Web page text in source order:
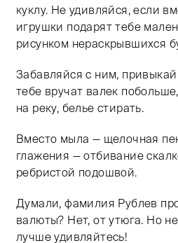
куклу. Не удивляйся, если
игрушки подарят тебе
рисунком нераскрывшихся
Забавляйся с ним, привыкай
тебе вручат валек
на реку, белье стирать.
Вместо мыла — щелочная
глажения — отбивание
ребристой подошвой.
Думали, фамилия Рублев
валюты? Нет, от утюга. Но
лучше удивляйтесь!